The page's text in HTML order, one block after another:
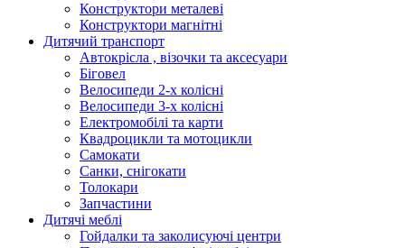
Конструктори металеві
Конструктори магнітні
Дитячий транспорт
Автокрісла , візочки та аксесуари
Біговел
Велосипеди 2-х колісні
Велосипеди 3-х колісні
Електромобілі та карти
Квадроцикли та мотоцикли
Самокати
Санки, снігокати
Толокари
Запчастини
Дитячі меблі
Гойдалки та заколисуючі центри